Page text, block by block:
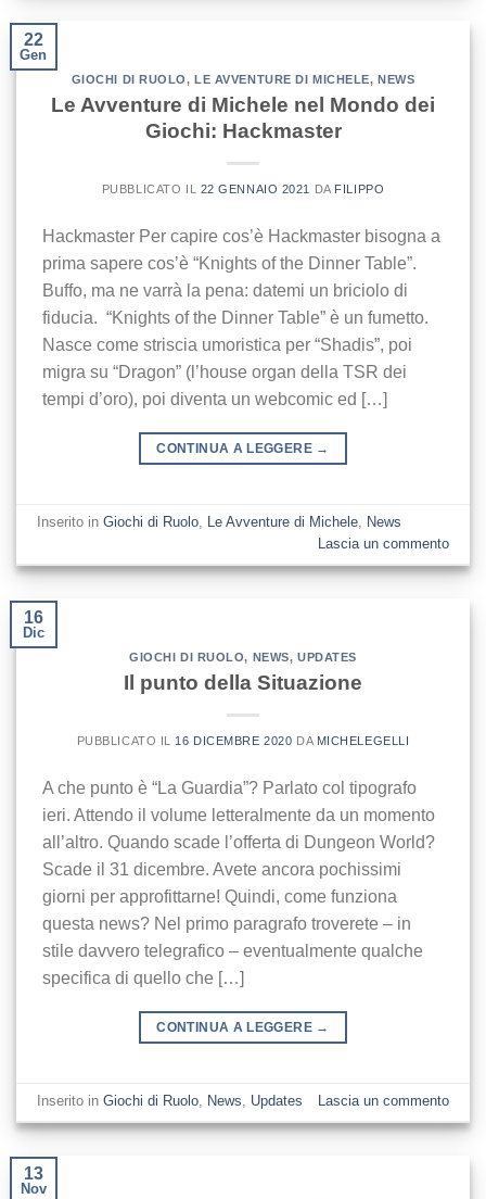
22
Gen
GIOCHI DI RUOLO, LE AVVENTURE DI MICHELE, NEWS
Le Avventure di Michele nel Mondo dei
Giochi: Hackmaster
PUBBLICATO IL 22 GENNAIO 2021 DA FILIPPO
Hackmaster Per capire cos’è Hackmaster bisogna a
prima sapere cos’è “Knights of the Dinner Table”.
Buffo, ma ne varrà la pena: datemi un briciolo di
fiducia. “Knights of the Dinner Table” è un fumetto.
Nasce come striscia umoristica per “Shadis”, poi
migra su “Dragon” (l’house organ della TSR dei
tempi d’oro), poi diventa un webcomic ed […]
CONTINUA A LEGGERE →
Inserito inGiochi di Ruolo, Le Avventure di Michele, News
Lascia un commento
16
Dic
GIOCHI DI RUOLO, NEWS, UPDATES
Il punto della Situazione
PUBBLICATO IL 16 DICEMBRE 2020 DA MICHELEGELLI
A che punto è “La Guardia”? Parlato col tipografo
ieri. Attendo il volume letteralmente da un momento
all’altro. Quando scade l’offerta di Dungeon World?
Scade il 31 dicembre. Avete ancora pochissimi
giorni per approfittarne! Quindi, come funziona
questa news? Nel primo paragrafo troverete – in
stile davvero telegrafico – eventualmente qualche
specifica di quello che […]
CONTINUA A LEGGERE →
Inserito inGiochi di Ruolo News Updates Lascia un commento
13
Nov